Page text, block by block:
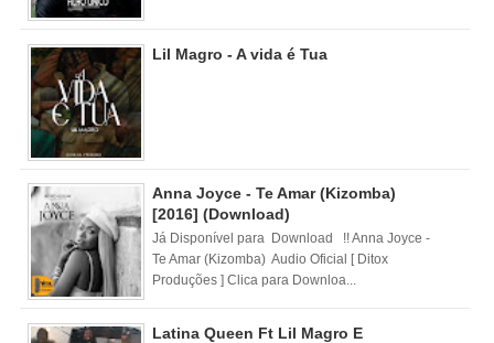
Lil Magro - A vida é Tua
Anna Joyce - Te Amar (Kizomba)
[2016] (Download)
Já Disponível para Download !! Anna Joyce -
Te Amar (Kizomba) Audio Oficial [ Ditox
Produções ] Clica para Downloa...
Latina Queen Ft Lil Magro E